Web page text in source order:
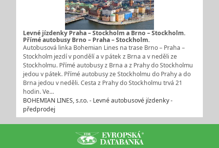
Levné jízdenky Praha – Stockholm a Brno – Stockholm.
Přímé autobusy Brno – Praha – Stockholm.
Autobusová linka Bohemian Lines na trase Brno – Praha –
Stockholm jezdí v pondělí a v pátek z Brna a v neděli ze
Stockholmu. Přímé autobusy z Brna a z Prahy do Stockholmu
jedou v pátek. Přímé autobusy ze Stockholmu do Prahy a do
Brna jedou v neděli. Cesta z Prahy do Stockholmu trvá 21
hodin. Ve…
BOHEMIAN LINES, s.r.o. - Levné autobusové jízdenky -
předprodej